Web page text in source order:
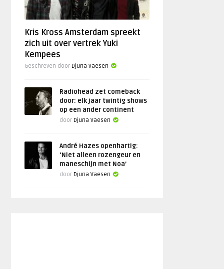
Kris Kross Amsterdam spreekt
zich uit over vertrek Yuki
Kempees
Geschreven door Djuna Vaesen
Radiohead zet comeback
door: elk jaar twintig shows
op een ander continent
door Djuna Vaesen
André Hazes openhartig:
‘Niet alleen rozengeur en
maneschijn met Noa’
door Djuna Vaesen